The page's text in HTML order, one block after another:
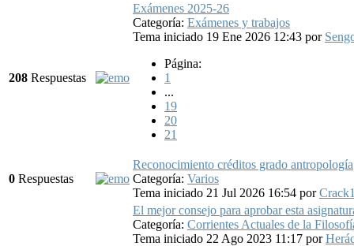
208 Respuestas
Exámenes 2025-26
Categoría: Exámenes y trabajos
Tema iniciado 19 Ene 2026 12:43 por
Página:
1
...
19
20
21
0 Respuestas
Reconocimiento créditos grado antropología
Categoría: Varios
Tema iniciado 21 Jul 2026 16:54 por
El mejor consejo para aprobar esta
Categoría: Corrientes Actuales de la
Tema iniciado 22 Ago 2023 11:17 por